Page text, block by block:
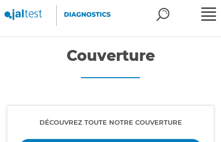
Couverture
DÉCOUVREZ TOUTE NOTRE COUVERTURE